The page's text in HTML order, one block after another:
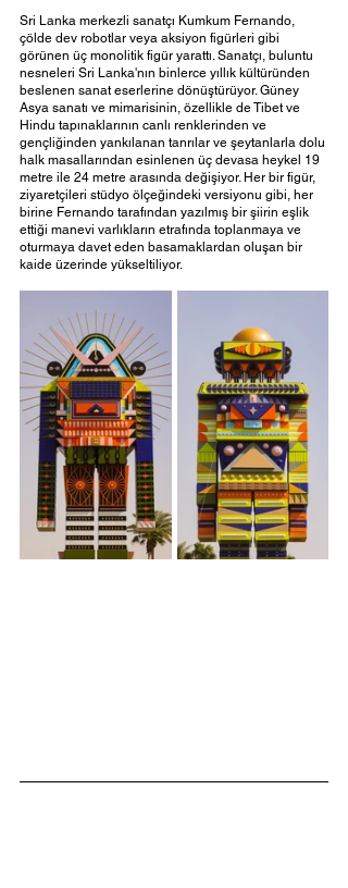
Sri Lanka merkezli sanatçı Kumkum Fernando,
çölde dev robotlar veya aksiyon figürleri gibi
görünen üç monolitik figür yarattı. Sanatçı, buluntu
nesneleri Sri Lanka'nın binlerce yıllık kültüründen
beslenen sanat eserlerine dönüştürüyor. Güney
Asya sanatı ve mimarisinin, özellikle de Tibet ve
Hindu tapınaklarının canlı renklerinden ve
gençliğinden yankılanan tanrılar ve şeytanlarla dolu
halk masallarından esinlenen üç devasa heykel 19
metre ile 24 metre arasında değişiyor. Her bir figür,
ziyaretçileri stüdyo ölçeğindeki versiyonu gibi, her
birine Fernando tarafından yazılmış bir şiirin eşlik
ettiği manevi varlıkların etrafında toplanmaya ve
oturmaya davet eden basamaklardan oluşan bir
kaide üzerinde yükseltiliyor.